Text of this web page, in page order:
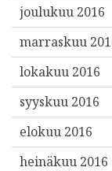
joulukuu 2016
marraskuu
lokakuu 2016
syyskuu 2016
elokuu 2016
heinäkuu 2016